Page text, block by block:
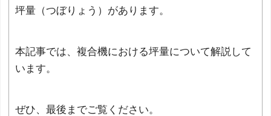
坪量（つぼりょう）があります。
本記事では、複合機における坪量について解説して
います。
ぜひ、最後までご覧ください。